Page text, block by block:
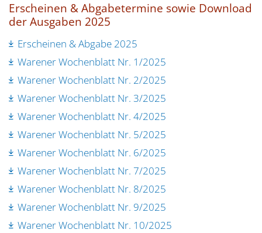
Erscheinen & Abgabetermine sowie Download
der Ausgaben 2025
Erscheinen & Abgabe 2025
Warener Wochenblatt Nr. 1/2025
Warener Wochenblatt Nr. 2/2025
Warener Wochenblatt Nr. 3/2025
Warener Wochenblatt Nr. 4/2025
Warener Wochenblatt Nr. 5/2025
Warener Wochenblatt Nr. 6/2025
Warener Wochenblatt Nr. 7/2025
Warener Wochenblatt Nr. 8/2025
Warener Wochenblatt Nr. 9/2025
Warener Wochenblatt Nr. 10/2025